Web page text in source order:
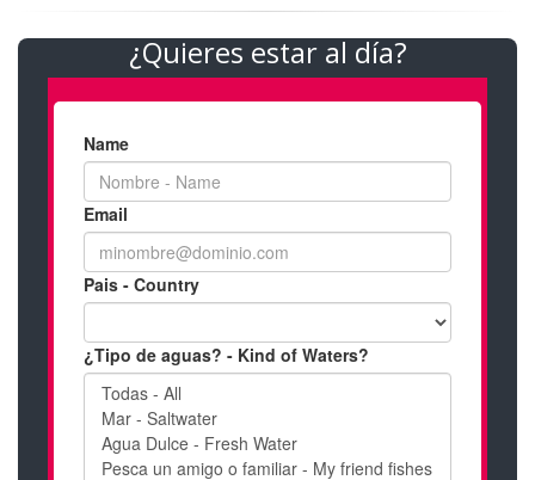
¿Quieres estar al día?